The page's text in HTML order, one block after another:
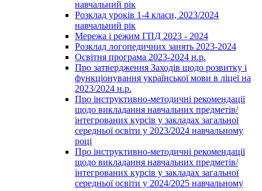
навчальний рік
Розклад уроків 1-4 класи, 2023/2024
навчальний рік
Мережа і режим ГПД 2023 - 2024
Розклад логопедичних занять 2023-2024
Освітня програма 2023-2024 н.р.
Про затвердження Заходів щодо розвитку і
функціонування української мови в ліцеї на
2023/2024 н.р.
Про інструктивно-методичні рекомендації
щодо викладання навчальних предметів/
інтегрованих курсів у закладах загальної
середньої освіти у 2023/2024 навчальному
році
Про інструктивно-методичні рекомендації
щодо викладання навчальних предметів/
інтегрованих курсів у закладах загальної
середньої освіти у 2024/2025 навчальному